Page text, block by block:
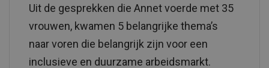
Uit de gesprekken die Annet voerde met 35
vrouwen, kwamen 5 belangrijke thema’s
naar voren die belangrijk zijn voor een
inclusieve en duurzame arbeidsmarkt.